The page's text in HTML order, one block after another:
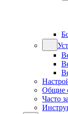
Общие
Часто